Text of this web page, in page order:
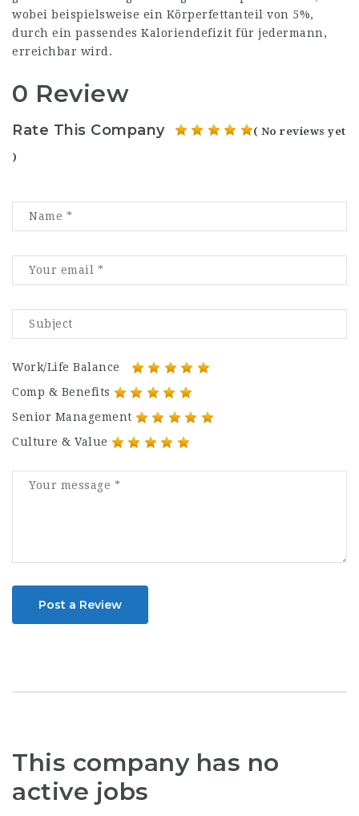
wobei beispielsweise ein Körperfettanteil von 5%,
durch ein passendes Kaloriendefizit für jedermann,
erreichbar wird.
0 Review
Rate This Company ( No reviews yet
)
Work/Life Balance
Comp & Benefits
Senior Management
Culture & Value
Post a Review
This company has no
active jobs